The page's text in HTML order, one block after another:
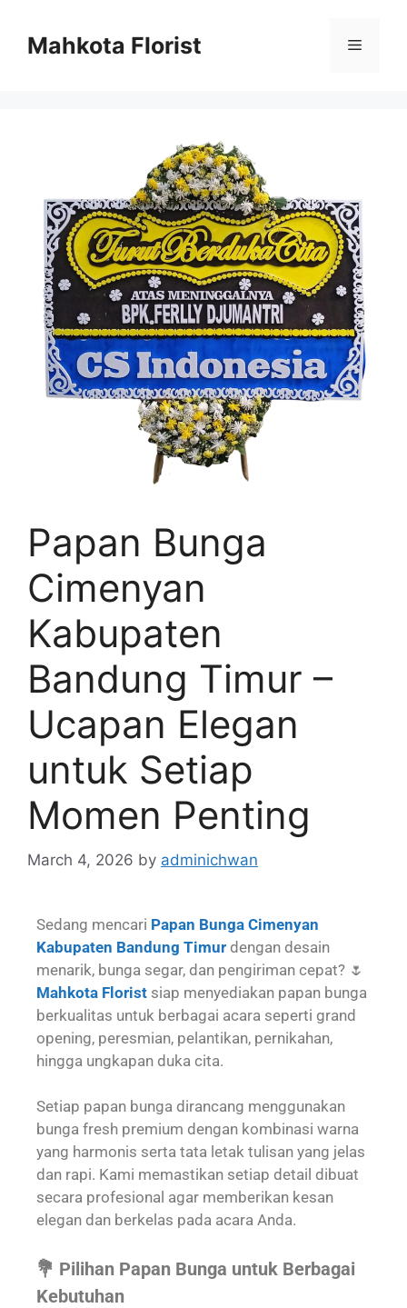
Mahkota Florist
Papan Bunga
Cimenyan
Kabupaten
Bandung Timur –
Ucapan Elegan
untuk Setiap
Momen Penting
March 4, 2026 by adminichwan
Sedang mencari Papan Bunga Cimenyan
Kabupaten Bandung Timur dengan desain
menarik, bunga segar, dan pengiriman cepat? 🌷
Mahkota Florist siap menyediakan papan bunga
berkualitas untuk berbagai acara seperti grand
opening, peresmian, pelantikan, pernikahan,
hingga ungkapan duka cita.
Setiap papan bunga dirancang menggunakan
bunga fresh premium dengan kombinasi warna
yang harmonis serta tata letak tulisan yang jelas
dan rapi. Kami memastikan setiap detail dibuat
secara profesional agar memberikan kesan
elegan dan berkelas pada acara Anda.
💐 Pilihan Papan Bunga untuk Berbagai
Kebutuhan